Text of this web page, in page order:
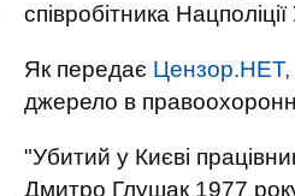
співробітника
Як передає Цензор.НЕТ,
джерело в
"Убитий у Києві
Дмитро Глушак 1977